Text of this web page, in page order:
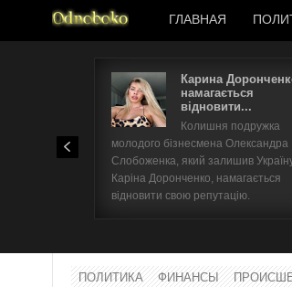
ГЛАВНАЯ
Карина
намагається
відновити...
Колишня подружка
молодого бізнесмена Олександра
Слобоженка, який залишив
Каріна Доронченко, намагається
відновити свою репутацію.
ПОЛИТИКА ФИНАНСЫ